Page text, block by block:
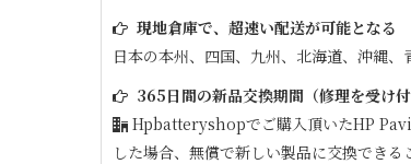
現地倉庫で、超速い配送が可能となる
日本の本州、四国、九州、北海道、沖縄
365日間の新品交換期間（修理を受け付
Hpbatteryshopでご購入頂いたHP
した場合、無償で新しい製品に交換できる